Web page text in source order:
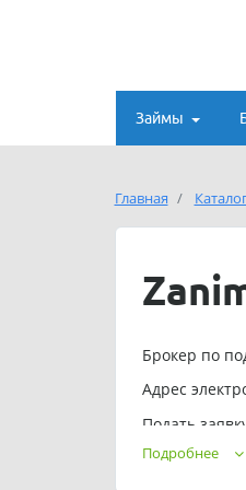
Займы
Главная
Брокер по
Адрес
Подать
Сервис
Подробнее